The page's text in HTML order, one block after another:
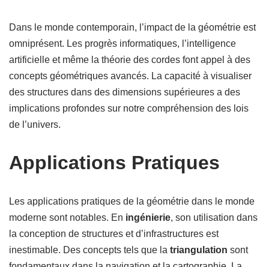
Dans le monde contemporain, l’impact de la géométrie est
omniprésent. Les progrès informatiques, l’intelligence
artificielle et même la théorie des cordes font appel à des
concepts géométriques avancés. La capacité à visualiser
des structures dans des dimensions supérieures a des
implications profondes sur notre compréhension des lois
de l’univers.
Applications Pratiques
Les applications pratiques de la géométrie dans le monde
moderne sont notables. En ingénierie, son utilisation dans
la conception de structures et d’infrastructures est
inestimable. Des concepts tels que la triangulation sont